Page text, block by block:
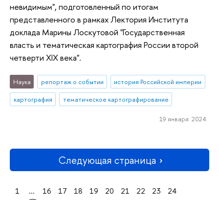
невидимым", подготовленный по итогам
представленного в рамках Лектория Института
доклада Марины Лоскутовой "Государственная
власть и тематическая картография России второй
четверти XIX века".
Наука репортаж о событии
история Российской империи
картография
тематическое картографирование
19 января 2024
Следующая страница
1 ... 16 17 18 19 20 21 22 23
24